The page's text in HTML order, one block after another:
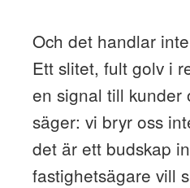
Och det handlar
Ett slitet, fult golv i
en signal till kunder
säger: vi bryr oss
det är ett budskap
fastighetsägare vill